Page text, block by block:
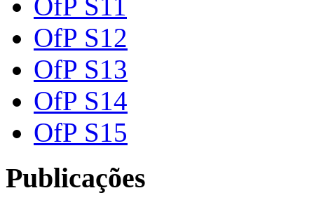
OfP S11
OfP S12
OfP S13
OfP S14
OfP S15
Publicações